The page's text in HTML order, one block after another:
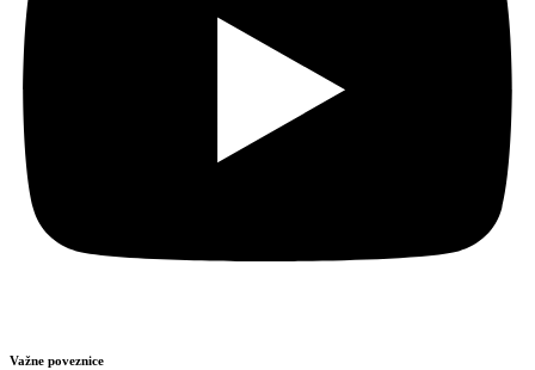
Važne poveznice